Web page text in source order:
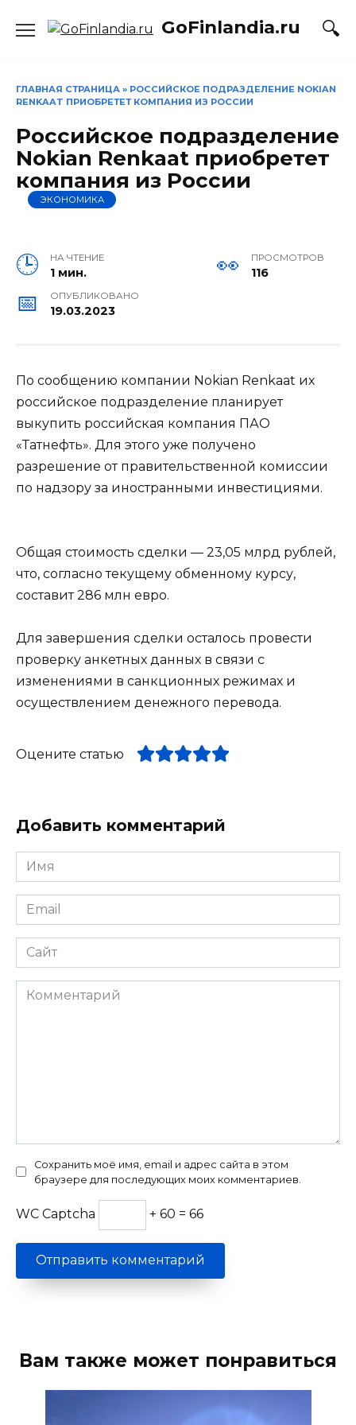
GoFinlandia.ru
ГЛАВНАЯ СТРАНИЦА » РОССИЙСКОЕ ПОДРАЗДЕЛЕНИЕ NOKIAN
RENKAAT ПРИОБРЕТЕТ КОМПАНИЯ ИЗ РОССИИ
Российское подразделение
Nokian Renkaat приобретет
компания из России
ЭКОНОМИКА
НА ЧТЕНИЕ
1 мин.
ПРОСМОТРОВ
116
ОПУБЛИКОВАНО
19.03.2023
По сообщению компании Nokian Renkaat их
российское подразделение планирует
выкупить российская компания ПАО
«Татнефть». Для этого уже получено
разрешение от правительственной комиссии
по надзору за иностранными инвестициями.
Общая стоимость сделки — 23,05 млрд рублей,
что, согласно текущему обменному курсу,
составит 286 млн евро.
Для завершения сделки осталось провести
проверку анкетных данных в связи с
изменениями в санкционных режимах и
осуществлением денежного перевода.
Оцените статью
Добавить комментарий
Имя
*
Email
*
Сайт
Комментарий
Сохранить моё имя, email и адрес сайта в этом
браузере для последующих моих комментариев.
WC Captcha + 60 = 66
Вам также может понравиться